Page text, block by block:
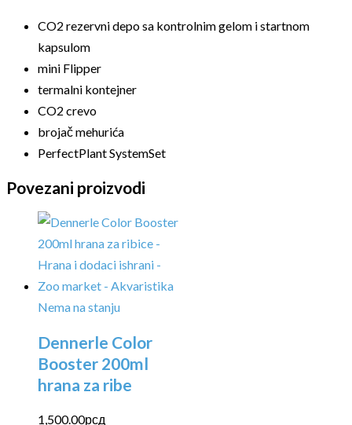
CO2 rezervni depo sa kontrolnim gelom i startnom
kapsulom
mini Flipper
termalni kontejner
CO2 crevo
brojač mehurića
PerfectPlant SystemSet
Povezani proizvodi
Nema na stanju
Dennerle Color
Booster 200ml
hrana za ribe
1,500.00рсд